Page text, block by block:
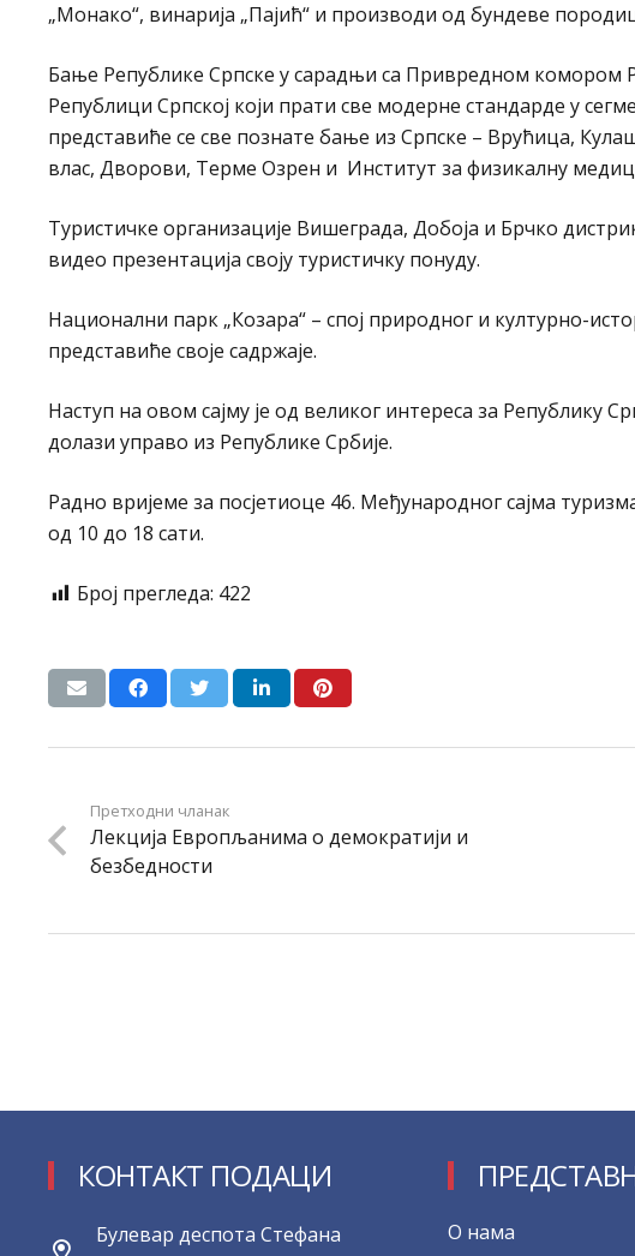
„Монако“, винарија „Пајић“ и производи од бундеве
Бање Републике Српске у сарадњи са Привредном комором
Републици Српској који прати све модерне стандарде у
представиће се све познате бање из Српске – Врућица,
влас, Дворови, Терме Озрен и Институт за физикалну
Туристичке организације Вишеграда, Добоја и Брчко
видео презентација своју туристичку понуду.
Национални парк „Козара“ – спој природног и културно-
представиће своје садржаје.
Наступ на овом сајму је од великог интереса за Републику
долази управо из Републике Србије.
Радно вријеме за посјетиоце 46. Међународног сајма
од 10 до 18 сати.
Број прегледа: 422
Претходни чланак
Лекција Европљанима о демократији и
безбедности
КОНТАКТ ПОДАЦИ
Булевар деспота Стефана
О нама